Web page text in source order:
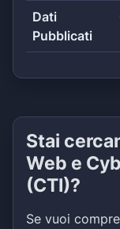
Dati
Pubblicati
Stai
Web e
(CTI)?
Se vuoi